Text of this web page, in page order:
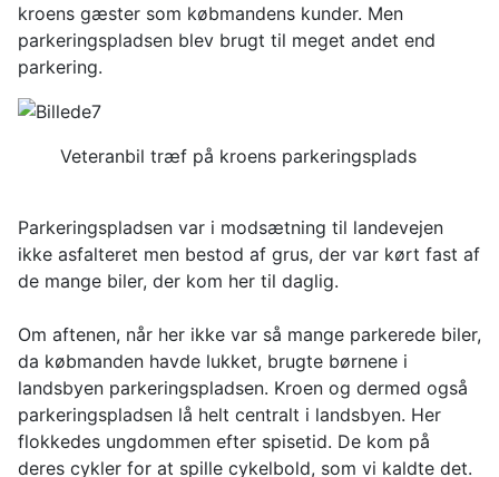
kroens gæster som købmandens kunder. Men
parkeringspladsen blev brugt til meget andet end
parkering.
Veteranbil træf på kroens parkeringsplads
Parkeringspladsen var i modsætning til landevejen
ikke asfalteret men bestod af grus, der var kørt fast af
de mange biler, der kom her til daglig.
Om aftenen, når her ikke var så mange parkerede biler,
da købmanden havde lukket, brugte børnene i
landsbyen parkeringspladsen. Kroen og dermed også
parkeringspladsen lå helt centralt i landsbyen. Her
flokkedes ungdommen efter spisetid. De kom på
deres cykler for at spille cykelbold, som vi kaldte det.